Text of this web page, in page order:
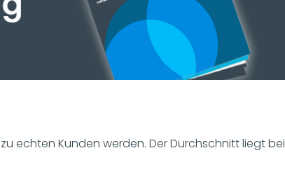
echten Kunden werden. Der Durchschnitt liegt bei